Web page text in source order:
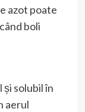
azot poate
boli
solubil în
aerul